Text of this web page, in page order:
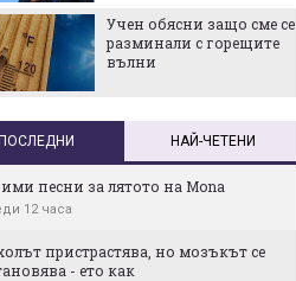
Учен обясни защо сме се
разминали с горещите
вълни
НАЙ-ЧЕТЕНИ
песни за лятото на Mona
12 часа
пристрастява, но мозъкът се
- ето как